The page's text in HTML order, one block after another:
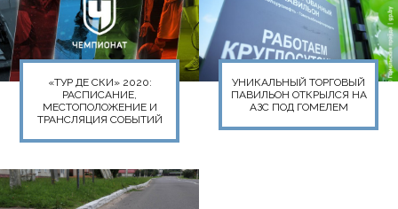
«ТУР ДЕ СКИ» 2020:
РАСПИСАНИЕ,
МЕСТОПОЛОЖЕНИЕ И
ТРАНСЛЯЦИЯ СОБЫТИЙ
УНИКАЛЬНЫЙ ТОРГОВЫЙ
ПАВИЛЬОН ОТКРЫЛСЯ НА
АЗС ПОД ГОМЕЛЕМ